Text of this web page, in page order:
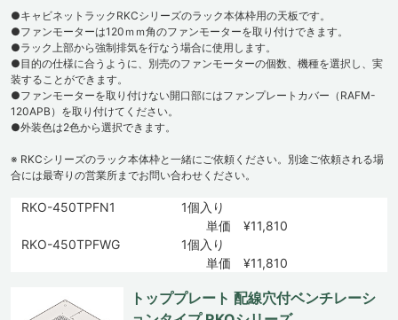
●キャビネットラックRKCシリーズのラック本体枠用の天板です。
●ファンモーターは120ｍｍ角のファンモーターを取り付けできます。
●ラック上部から強制排気を行なう場合に使用します。
●目的の仕様に合うように、別売のファンモーターの個数、機種を選択し、実
装することができます。
●ファンモーターを取り付けない開口部にはファンプレートカバー（RAFM-
120APB）を取り付けてください。
●外装色は2色から選択できます。
※ RKCシリーズのラック本体枠と一緒にご依頼ください。別途ご依頼される場
合には最寄りの営業所までお問い合わせください。
RKO-450TPFN1
1個入り
単価 ¥11,810
RKO-450TPFWG
1個入り
単価 ¥11,810
トッププレート 配線穴付ベンチレーシ